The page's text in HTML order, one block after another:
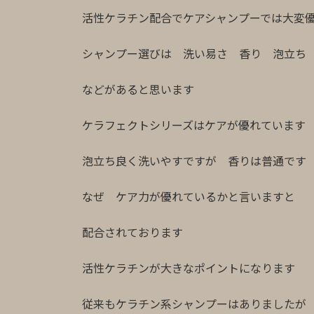
活性ケラチン配合でケアシャンプーでは大変
シャンプー選びは 洗い易さ 香り 泡立ち
などがあると思います
ケラフェクトシリーズはケアが優れています
泡立ち良く洗いやすですが 香りは普通です
なぜ ケア力が優れているかと言いますと
配合されております
活性ケラチンが大きなポイントになります
従来もケラチン系シャンプーはありましたが